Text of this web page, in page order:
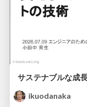
ikuodanaka